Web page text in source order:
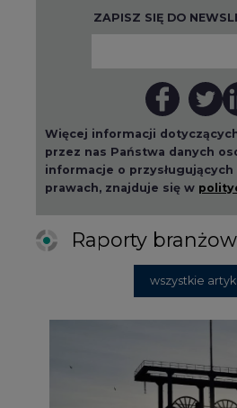
ZAPISZ SIĘ DO
Więcej informacji
przez nas Państwa danych
informacje o przysługujących
prawach, znajduje się w
Raporty
wszystkie